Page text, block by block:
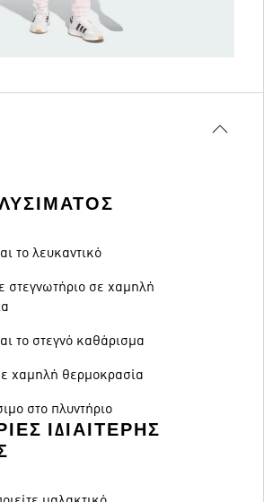
το λευκαντικό
στεγνωτήριο σε χαμηλή
το στεγνό καθάρισμα
χαμηλή θερμοκρασία
στο πλυντήριο
ΙΔΙΑΊΤΕΡΗΣ